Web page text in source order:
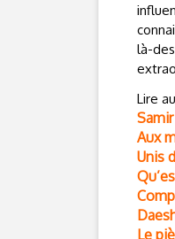
là-
Lire
Aux
Unis
Le